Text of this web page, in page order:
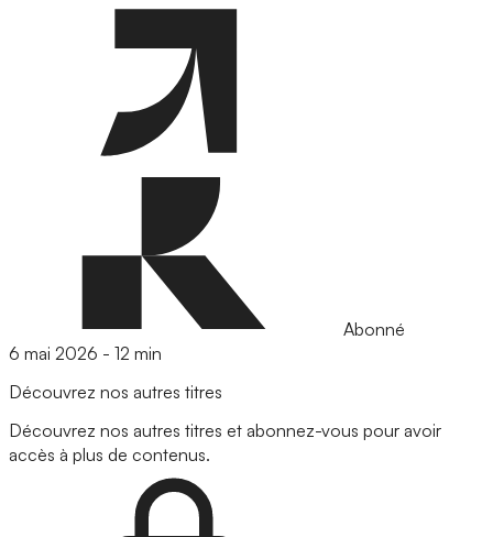
Abonné
6 mai 2026 - 12 min
Découvrez nos autres titres
Découvrez nos autres titres et abonnez-vous pour avoir
accès à plus de contenus.